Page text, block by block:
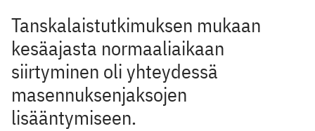
Tanskalaistutkimuksen mukaan
kesäajasta normaaliaikaan
siirtyminen oli yhteydessä
masennuksenjaksojen
lisääntymiseen.